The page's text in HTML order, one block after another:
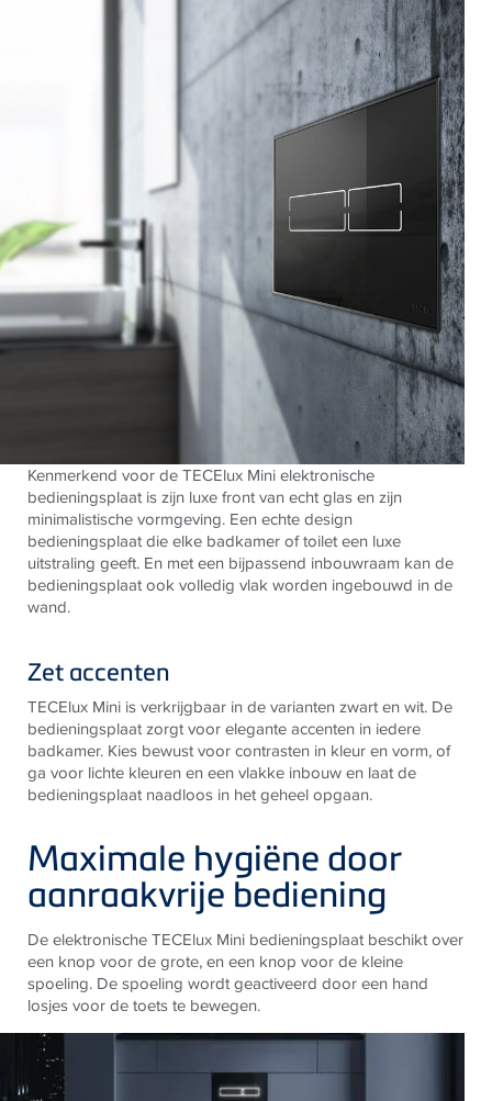
Kenmerkend voor deTECElux Mini elektronische
bedieningsplaat is zijn luxe front van echt glas en zijn
minimalistische vormgeving. Een echte design
bedieningsplaat die elke badkamer of toilet een luxe
uitstraling geeft. En met een bijpassend inbouwraam kan de
bedieningsplaat ook volledig vlak worden ingebouwd in de
wand.
Zet accenten
TECElux Mini is verkrijgbaar in de varianten zwart en wit. De
bedieningsplaat zorgt voor elegante accenten in iedere
badkamer. Kies bewust voor contrasten in kleur en vorm, of
ga voor lichte kleuren en een vlakke inbouw en laat de
bedieningsplaat naadloos in het geheel opgaan.
Maximale hygiëne door
aanraakvrije bediening
De elektronischeTECElux Mini bedieningsplaat beschikt over
een knop voor de grote, en een knop voor de kleine
spoeling. De spoeling wordt geactiveerd door een hand
losjes voor de toets te bewegen.